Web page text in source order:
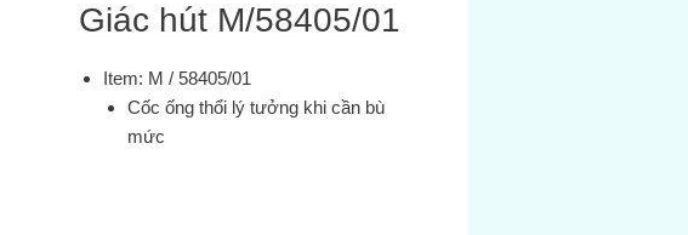
Giác hút M/58405/01
Item: M / 58405/01
Cốc ống thổi lý tưởng khi cần bù
mức